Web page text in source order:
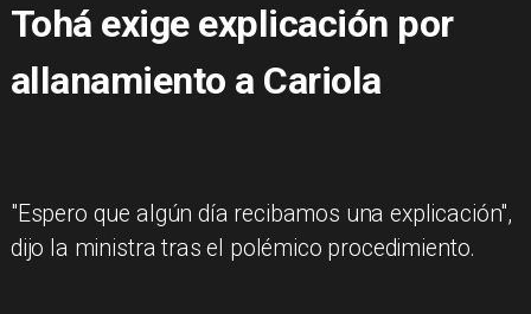
Tohá exige explicación por
allanamiento a Cariola
"Espero que algún día recibamos una explicación",
dijo la ministra tras el polémico procedimiento.